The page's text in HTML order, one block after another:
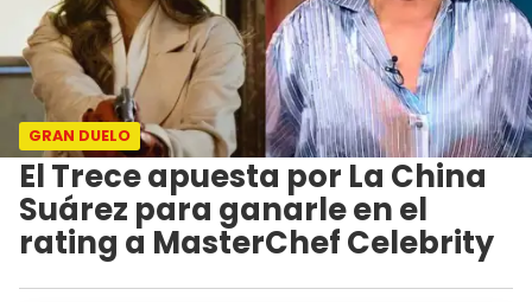
GRAN DUELO
El Trece apuesta por La China
Suárez para ganarle en el
rating a MasterChef Celebrity